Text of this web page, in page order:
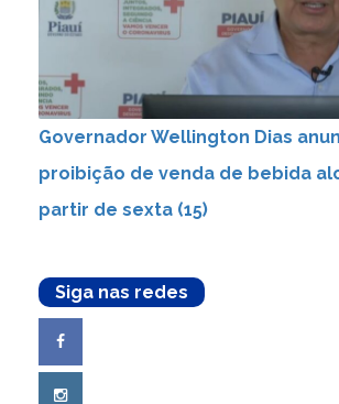
Governador Wellington Dias
proibição de venda de bebida
partir de sexta (15)
Siga nas redes